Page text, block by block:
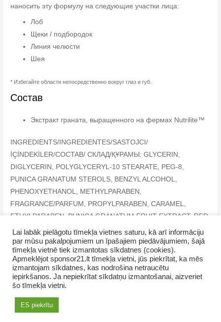
наносить эту формулу на следующие участки лица:
Лоб
Щеки / подбородок
Линия челюсти
Шея
* Избегайте области непосредственно вокруг глаз и губ.
Состав
Экстракт граната, выращенного на фермах Nutrilite™
INGREDIENTS/INGREDIENTES/SASTOJCI/
İÇİNDEKİLER/COCTAB/ СКЛАД/ҚҰРАМЫ: GLYCERIN,
DIGLYCERIN, POLYGLYCERYL-10 STEARATE, PEG-8,
PUNICA GRANATUM STEROLS, BENZYL ALCOHOL,
PHENOXYETHANOL, METHYLPARABEN,
FRAGRANCE/PARFUM, PROPYLPARABEN, CARAMEL,
ETHYLPARABEN, PUNICA GRANATUM FRUIT EXTRACT, RED
33 (CI 17200), LIMONENE, LINALOOL, BENZYL SALICYLATE
Copyright © 2026 SevUnMajam.lv
AMWAY продукты
Lai labāk pielāgotu tīmekļa vietnes saturu, kā arī informāciju
par mūsu pakalpojumiem un īpašajiem piedāvājumiem, šajā
tīmekļa vietnē tiek izmantotas sīkdatnes (cookies).
Apmeklējot sponsor21.lt tīmekļa vietni, jūs piekrītat, ka mēs
izmantojam sīkdatnes, kas nodrošina netraucētu
iepirkšanos. Ja nepiekrītat sīkdatņu izmantošanai, aizveriet
šo tīmekļa vietni.
ES piekrītu